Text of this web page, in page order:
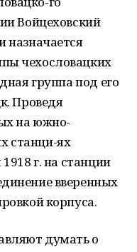
Войцеховский
назначается
чехословацких
группа под его
Проведя
на южно-
станци-ях
г. на станции
вверенных
корпуса.
думать о